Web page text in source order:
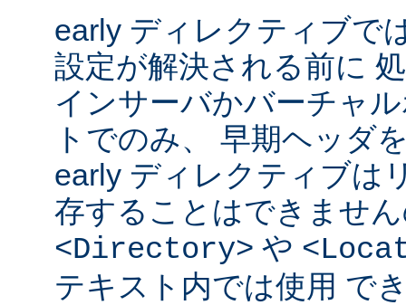
early ディレクティブで
設定が解決される前に
インサーバかバーチャ
トでのみ、 早期ヘッダ
early ディレクティブは
存することはできませ
<Directory> や
テキスト内では使用 で